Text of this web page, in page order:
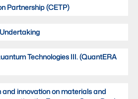
Partnership (CETP)
Technologies III. (QuantERA
and innovation on materials and